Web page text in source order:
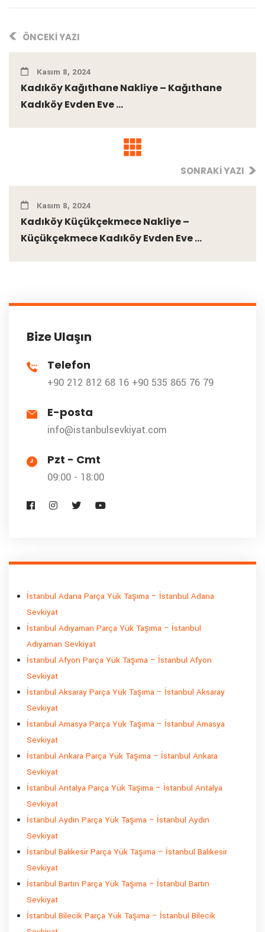
ÖNCEKI YAZI
Kasım 8, 2024
Kadıköy Kağıthane Nakliye – Kağıthane
Kadıköy Evden Eve ...
SONRAKI YAZI
Kasım 8, 2024
Kadıköy Küçükçekmece Nakliye –
Küçükçekmece Kadıköy Evden Eve ...
Bize Ulaşın
Telefon
+90 212 812 68 16 +90 535 865 76 79
E-posta
info@istanbulsevkiyat.com
Pzt - Cmt
09:00 - 18:00
İstanbul Adana Parça Yük Taşıma – İstanbul Adana
Sevkiyat
İstanbul Adıyaman Parça Yük Taşıma – İstanbul
Adıyaman Sevkiyat
İstanbul Afyon Parça Yük Taşıma – İstanbul Afyon
Sevkiyat
İstanbul Aksaray Parça Yük Taşıma – İstanbul Aksaray
Sevkiyat
İstanbul Amasya Parça Yük Taşıma – İstanbul Amasya
Sevkiyat
İstanbul Ankara Parça Yük Taşıma – İstanbul Ankara
Sevkiyat
İstanbul Antalya Parça Yük Taşıma – İstanbul Antalya
Sevkiyat
İstanbul Aydın Parça Yük Taşıma – İstanbul Aydın
Sevkiyat
İstanbul Balıkesir Parça Yük Taşıma – İstanbul Balıkesir
Sevkiyat
İstanbul Bartın Parça Yük Taşıma – İstanbul Bartın
Sevkiyat
İstanbul Bilecik Parça Yük Taşıma – İstanbul Bilecik